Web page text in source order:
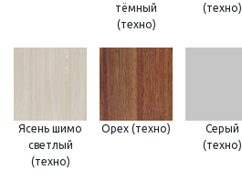
тёмный
(техно)
(техно)
Ясень шимо
светлый
(техно)
Орех (техно)
Серый
(техно)